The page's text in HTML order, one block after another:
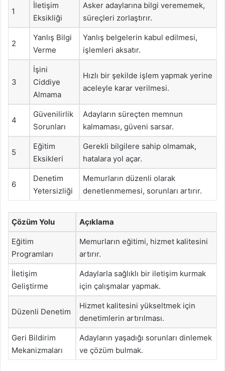
1
İletişim
Eksikliği
Asker adaylarına bilgi verememek,
süreçleri zorlaştırır.
2
Yanlış Bilgi
Verme
Yanlış belgelerin kabul edilmesi,
işlemleri aksatır.
3
İşini
Ciddiye
Almama
Hızlı bir şekilde işlem yapmak yerine
aceleyle karar verilmesi.
4
Güvenilirlik
Sorunları
Adayların süreçten memnun
kalmaması, güveni sarsar.
5
Eğitim
Eksikleri
Gerekli bilgilere sahip olmamak,
hatalara yol açar.
6
Denetim
Yetersizliği
Memurların düzenli olarak
denetlenmemesi, sorunları artırır.
Çözüm Yolu Açıklama
Eğitim
Programları
Memurların eğitimi, hizmet kalitesini
artırır.
İletişim
Geliştirme
Adaylarla sağlıklı bir iletişim kurmak
için çalışmalar yapmak.
Düzenli Denetim
Hizmet kalitesini yükseltmek için
denetimlerin artırılması.
Geri Bildirim
Mekanizmaları
Adayların yaşadığı sorunları dinlemek
ve çözüm bulmak.